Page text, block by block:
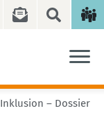
Inklusion – Dossier